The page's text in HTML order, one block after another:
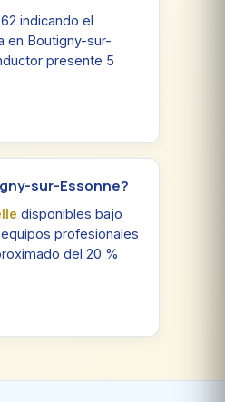
indicando el
en Boutigny-sur-
presente 5
sur-Essonne?
disponibles bajo
profesionales
del 20 %